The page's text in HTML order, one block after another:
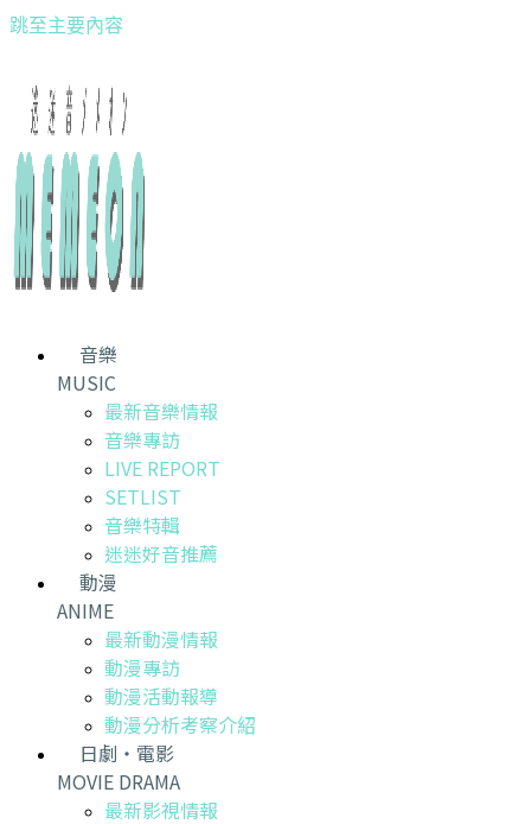
跳至主要內容
音樂
MUSIC
最新音樂情報
音樂專訪
LIVE REPORT
SETLIST
音樂特輯
迷迷好音推薦
動漫
ANIME
最新動漫情報
動漫專訪
動漫活動報導
動漫分析考察介紹
日劇・電影
MOVIE DRAMA
最新影視情報